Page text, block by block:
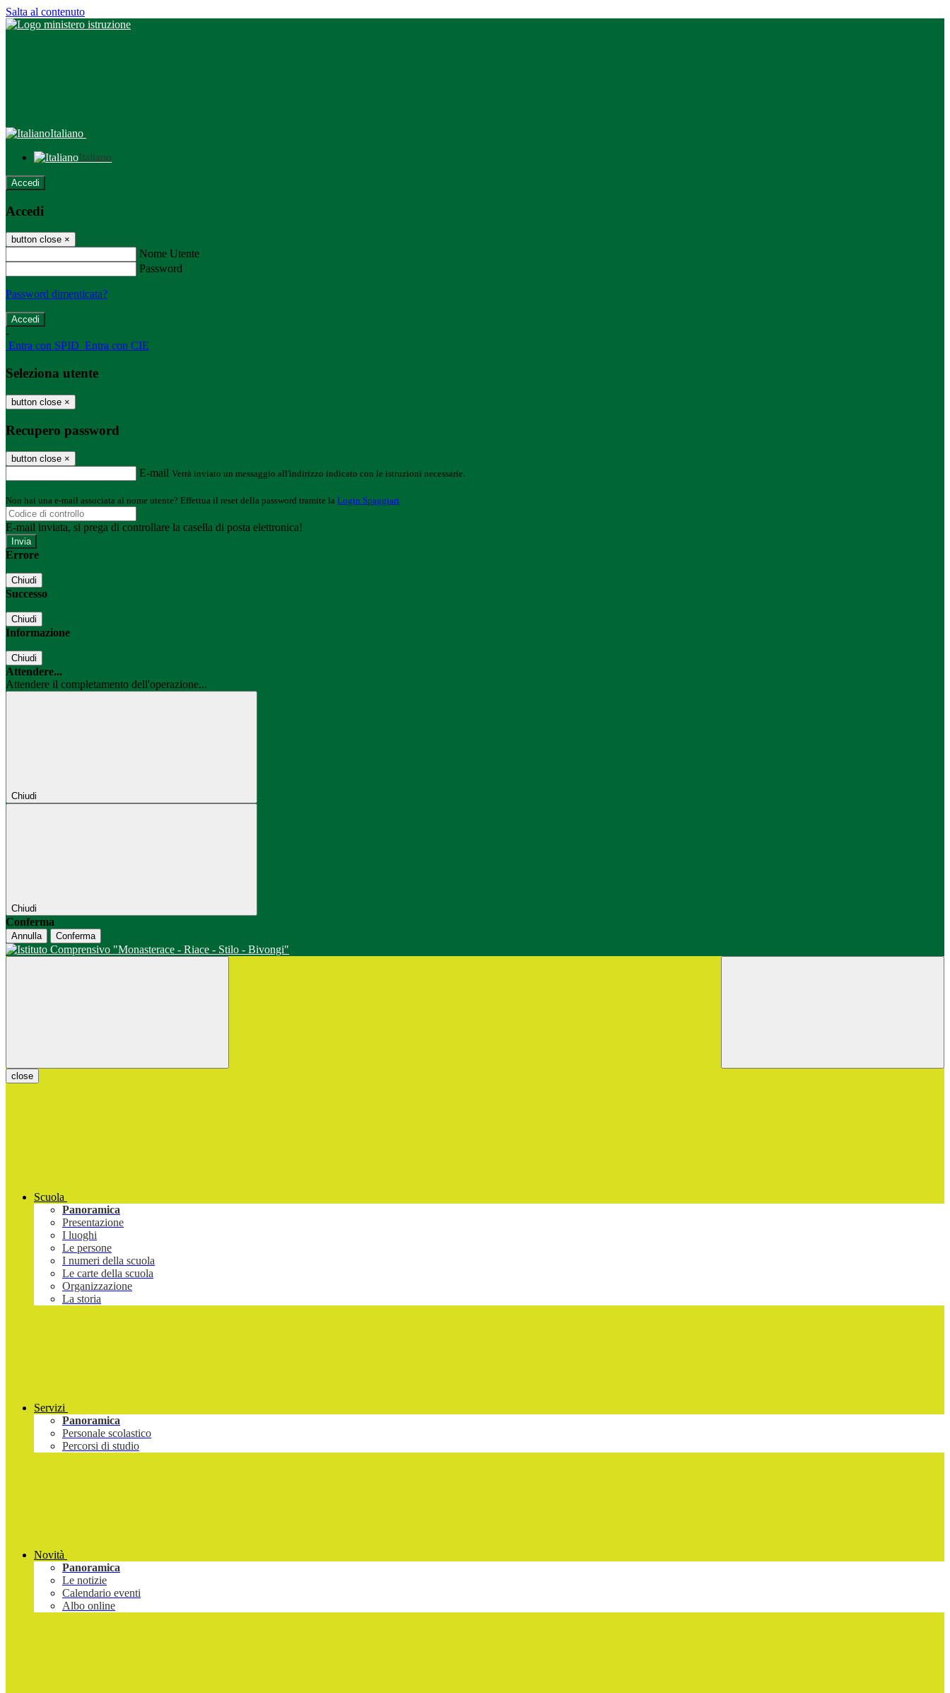
Salta al contenuto
Italiano
Italiano
Accedi
Accedi
button close ×
Nome Utente
Password
Password dimenticata?
-
Entra con SPID Entra con CIE
Seleziona utente
button close ×
Recupero password
button close ×
E-mail Verrà inviato un messaggio all'indirizzo indicato con le istruzioni necessarie.
Non hai una e-mail associata al nome utente? Effettua il reset della password tramite la Login Spaggiari
E-mail inviata, si prega di controllare la casella di posta elettronica!
Errore
Chiudi
Successo
Chiudi
Informazione
Chiudi
Attendere...
Attendere il completamento dell'operazione...
Chiudi
Chiudi
Conferma
Annulla Conferma
close
Scuola
Panoramica
Presentazione
I luoghi
Le persone
I numeri della scuola
Le carte della scuola
Organizzazione
La storia
Servizi
Panoramica
Personale scolastico
Percorsi di studio
Novità
Panoramica
Le notizie
Calendario eventi
Albo online